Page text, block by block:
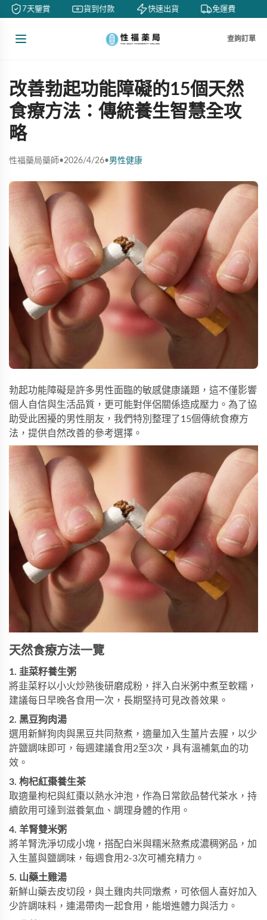
7天鑒賞 貨到付款 快速出貨 免運費
查詢訂單
改善勃起功能障礙的15個天然
食療方法：傳統養生智慧全攻
略
性福藥局藥師•2026/4/26•男性健康
勃起功能障礙是許多男性面臨的敏感健康議題，這不僅影響
個人自信與生活品質，更可能對伴侶關係造成壓力。為了協
助受此困擾的男性朋友，我們特別整理了15個傳統食療方
法，提供自然改善的參考選擇。
天然食療方法一覽
1. 韭菜籽養生粥
將韭菜籽以小火炒熟後研磨成粉，拌入白米粥中煮至軟糯，
建議每日早晚各食用一次，長期堅持可見改善效果。
2. 黑豆狗肉湯
選用新鮮狗肉與黑豆共同熬煮，適量加入生薑片去腥，以少
許鹽調味即可，每週建議食用2至3次，具有溫補氣血的功
效。
3. 枸杞紅棗養生茶
取適量枸杞與紅棗以熱水沖泡，作為日常飲品替代茶水，持
續飲用可達到滋養氣血、調理身體的作用。
4. 羊腎雙米粥
將羊腎洗淨切成小塊，搭配白米與糯米熬煮成濃稠粥品，加
入生薑與鹽調味，每週食用2-3次可補充精力。
5. 山藥土雞湯
新鮮山藥去皮切段，與土雞肉共同燉煮，可依個人喜好加入
少許調味料，連湯帶肉一起食用，能增進體力與活力。